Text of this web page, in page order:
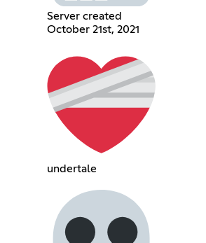
Server created
October 21st, 2021
undertale‎ ‎